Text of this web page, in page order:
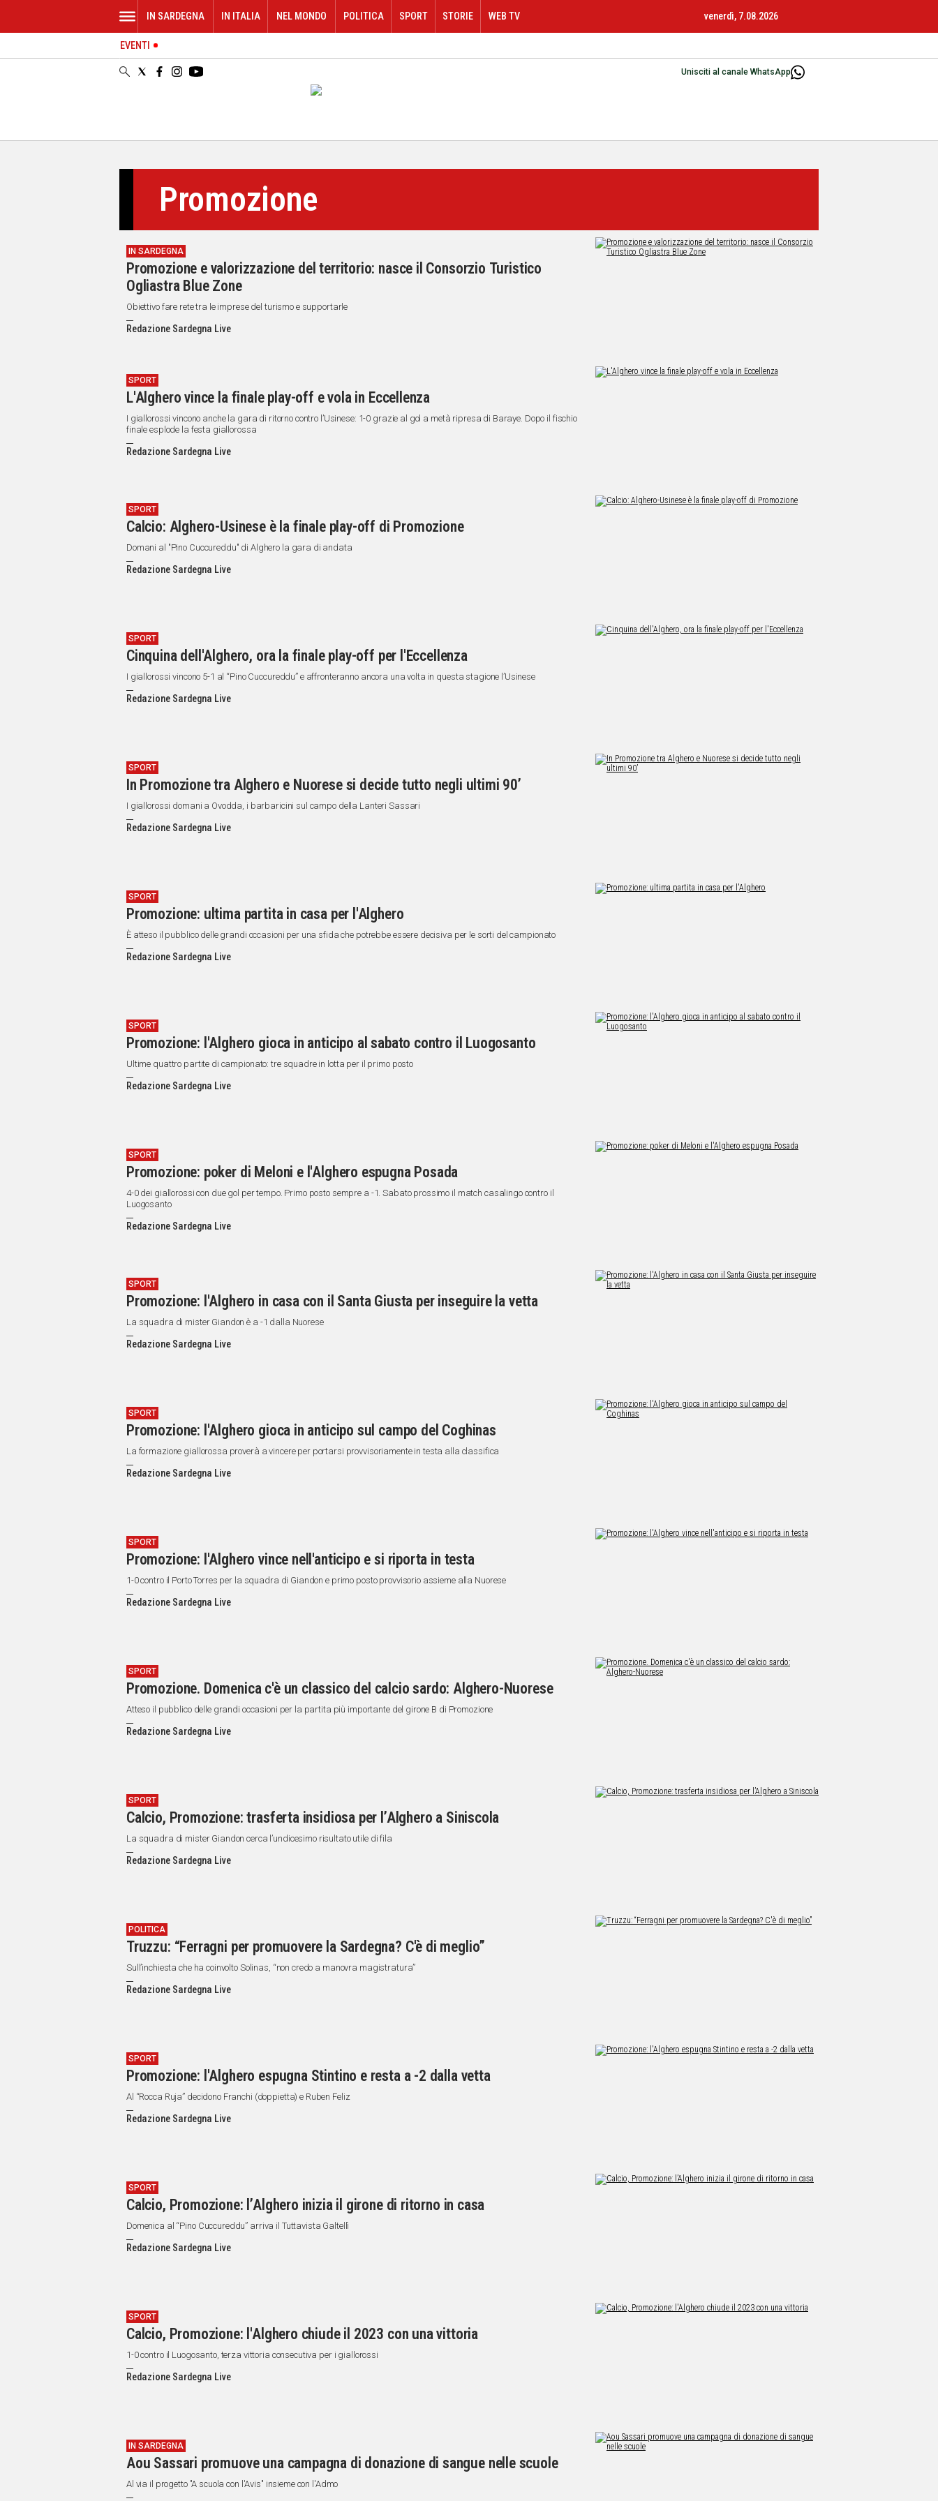
ORISTANO
Unisciti al canale WhatsApp
IN SARDEGNA IN ITALIA NEL MONDO POLITICA SPORT STORIE WEB TV venerdì, 7.08.2026
EVENTI
Promozione
IN SARDEGNA
Promozione e valorizzazione del territorio: nasce il Consorzio Turistico
Ogliastra Blue Zone
Obiettivo fare rete tra le imprese del turismo e supportarle
Redazione Sardegna Live
SPORT
L'Alghero vince la finale play-off e vola in Eccellenza
I giallorossi vincono anche la gara di ritorno contro l’Usinese: 1-0 grazie al gol a metà ripresa di Baraye. Dopo il fischio
finale esplode la festa giallorossa
Redazione Sardegna Live
SPORT
Calcio: Alghero-Usinese è la finale play-off di Promozione
Domani al "Pino Cuccureddu" di Alghero la gara di andata
Redazione Sardegna Live
SPORT
Cinquina dell'Alghero, ora la finale play-off per l'Eccellenza
I giallorossi vincono 5-1 al “Pino Cuccureddu” e affronteranno ancora una volta in questa stagione l’Usinese
Redazione Sardegna Live
SPORT
In Promozione tra Alghero e Nuorese si decide tutto negli ultimi 90’
I giallorossi domani a Ovodda, i barbaricini sul campo della Lanteri Sassari
Redazione Sardegna Live
SPORT
Promozione: ultima partita in casa per l'Alghero
È atteso il pubblico delle grandi occasioni per una sfida che potrebbe essere decisiva per le sorti del campionato
Redazione Sardegna Live
SPORT
Promozione: l'Alghero gioca in anticipo al sabato contro il Luogosanto
Ultime quattro partite di campionato: tre squadre in lotta per il primo posto
Redazione Sardegna Live
SPORT
Promozione: poker di Meloni e l'Alghero espugna Posada
4-0 dei giallorossi con due gol per tempo. Primo posto sempre a -1. Sabato prossimo il match casalingo contro il
Luogosanto
Redazione Sardegna Live
SPORT
Promozione: l'Alghero in casa con il Santa Giusta per inseguire la vetta
La squadra di mister Giandon è a -1 dalla Nuorese
Redazione Sardegna Live
SPORT
Promozione: l'Alghero gioca in anticipo sul campo del Coghinas
La formazione giallorossa proverà a vincere per portarsi provvisoriamente in testa alla classifica
Redazione Sardegna Live
SPORT
Promozione: l'Alghero vince nell'anticipo e si riporta in testa
1-0 contro il Porto Torres per la squadra di Giandon e primo posto provvisorio assieme alla Nuorese
Redazione Sardegna Live
SPORT
Promozione. Domenica c'è un classico del calcio sardo: Alghero-Nuorese
Atteso il pubblico delle grandi occasioni per la partita più importante del girone B di Promozione
Redazione Sardegna Live
SPORT
Calcio, Promozione: trasferta insidiosa per l’Alghero a Siniscola
La squadra di mister Giandon cerca l’undicesimo risultato utile di fila
Redazione Sardegna Live
POLITICA
Truzzu: “Ferragni per promuovere la Sardegna? C'è di meglio”
Sull’inchiesta che ha coinvolto Solinas, “non credo a manovra magistratura”
Redazione Sardegna Live
SPORT
Promozione: l'Alghero espugna Stintino e resta a -2 dalla vetta
Al “Rocca Ruja” decidono Franchi (doppietta) e Ruben Feliz
Redazione Sardegna Live
SPORT
Calcio, Promozione: l’Alghero inizia il girone di ritorno in casa
Domenica al “Pino Cuccureddu” arriva il Tuttavista Galtellì
Redazione Sardegna Live
SPORT
Calcio, Promozione: l'Alghero chiude il 2023 con una vittoria
1-0 contro il Luogosanto, terza vittoria consecutiva per i giallorossi
Redazione Sardegna Live
IN SARDEGNA
Aou Sassari promuove una campagna di donazione di sangue nelle scuole
Al via il progetto "A scuola con l'Avis" insieme con l'Admo